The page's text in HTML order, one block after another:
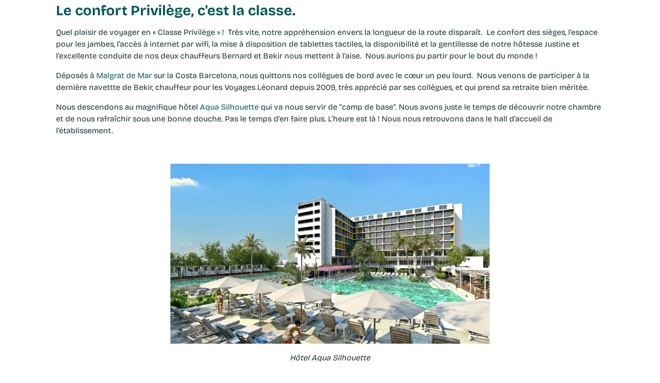
Le confort Privilège, c'est la classe.
Quel plaisir de voyager en « Classe Privilège » ! Très vite, notre appréhension envers la longueur de la route disparaît. Le confort des sièges, l’espace
pour les jambes, l’accès à internet par wifi, la mise à disposition de tablettes tactiles, la disponibilité et la gentillesse de notre hôtesse Justine et
l’excellente conduite de nos deux chauffeurs Bernard et Bekir nous mettent à l’aise. Nous aurions pu partir pour le bout du monde !
Déposés à Malgrat de Mar sur la Costa Barcelona, nous quittons nos collègues de bord avec le cœur un peu lourd. Nous venons de participer à la
dernière navettte de Bekir, chauffeur pour les Voyages Léonard depuis 2009, très apprécié par ses collègues, et qui prend sa retraite bien méritée.
Nous descendons au magnifique hôtel Aqua Silhouettequi va nous servir de "camp de base". Nous avons juste le temps de découvrir notre chambre
et de nous rafraîchir sous une bonne douche. Pas le temps d’en faire plus. L’heure est là ! Nous nous retrouvons dans le hall d’accueil de
l’établissement.
Hôtel Aqua Silhouette